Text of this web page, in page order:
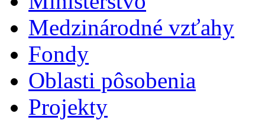
Medzinárodné vzťahy
Fondy
Oblasti pôsobenia
Projekty